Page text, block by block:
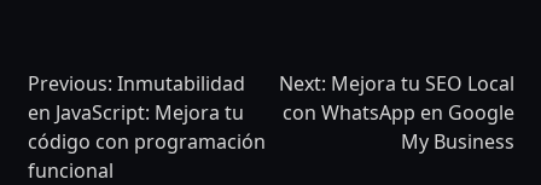
Previous: Inmutabilidad
en JavaScript: Mejora tu
código con programación
funcional
Next: Mejora tu SEO Local
con WhatsApp en Google
My Business